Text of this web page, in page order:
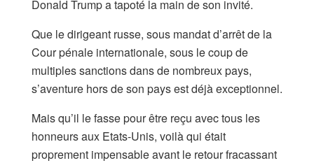
Donald Trump a tapoté la main de son invité.
Que le dirigeant russe, sous mandat d’arrêt de la
Cour pénale internationale, sous le coup de
multiples sanctions dans de nombreux pays,
s’aventure hors de son pays est déjà exceptionnel.
Mais qu’il le fasse pour être reçu avec tous les
honneurs aux Etats-Unis, voilà qui était
proprement impensable avant le retour fracassant